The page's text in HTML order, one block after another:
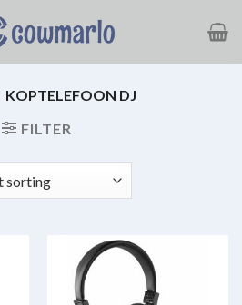
KOPTELEFOON DJ
FILTER